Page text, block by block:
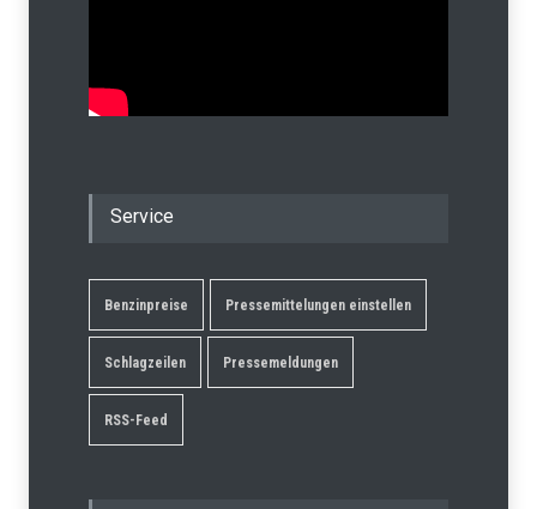
Service
Benzinpreise Pressemittelungen einstellen
Schlagzeilen Pressemeldungen
RSS-Feed